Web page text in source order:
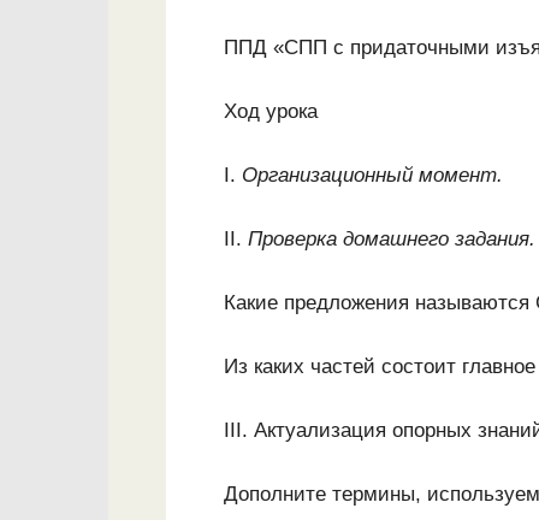
ППД «СПП с придаточными
Ход урока
I. Организационный момент.
II.Проверка домашнего задания.
Какие предложения
Из каких частей состоит
III. Актуализация опорных
Дополните термины,